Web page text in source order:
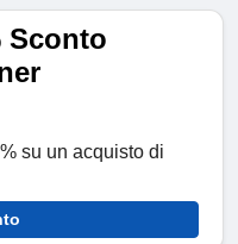
Sconto
su un acquisto di